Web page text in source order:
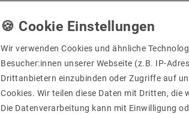
1
3
2
4
3
Wir verwenden Cookies und ähnliche
Besucher:innen unserer Webseite (z.B. IP-
Drittanbietern einzubinden oder Zugriffe auf
Cookies. Wir teilen diese Daten mit Dritten, die
Die Datenverarbeitung kann mit Einwilligung